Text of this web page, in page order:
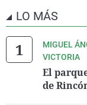
LO MÁS
MIGUEL
VICTORIA
El
de